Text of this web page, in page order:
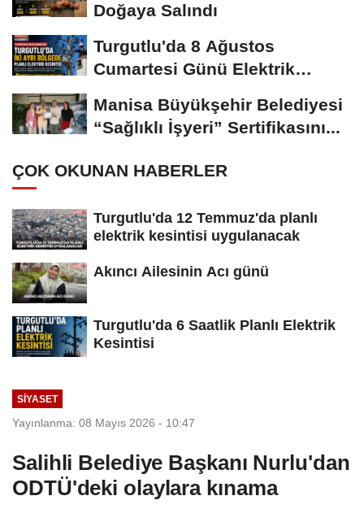
Doğaya Salındı
Turgutlu'da 8 Ağustos
Cumartesi Günü Elektrik
Manisa Büyükşehir Belediyesi
“Sağlıklı İşyeri” Sertifikasını...
ÇOK OKUNAN HABERLER
Turgutlu'da 12 Temmuz'da planlı
elektrik kesintisi uygulanacak
Akıncı Ailesinin Acı günü
Turgutlu'da 6 Saatlik Planlı Elektrik
Kesintisi
SİYASET
Yayınlanma: 08 Mayıs 2026 - 10:47
Salihli Belediye Başkanı Nurlu'dan
ODTÜ'deki olaylara kınama